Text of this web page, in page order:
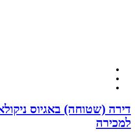
ניקולאוס, לימסול